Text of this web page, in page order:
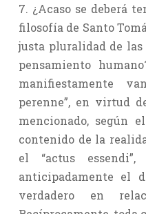
7. ¿Acaso se deberá
filosofía de Santo
justa pluralidad de
pensamiento
manifiestamente
perenne”, en virtud
mencionado, según
contenido de la
el “actus
anticipadamente el
verdadero en